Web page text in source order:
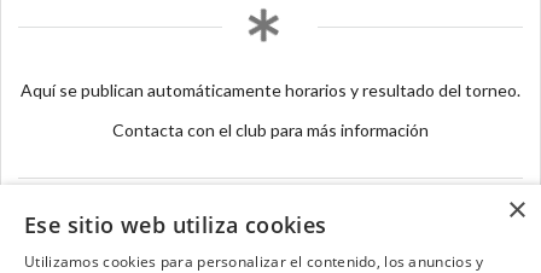
Aquí se publican automáticamente horarios y resultado del torneo.
Contacta con el club para más información
×
Ese sitio web utiliza cookies
Utilizamos cookies para personalizar el contenido, los anuncios y